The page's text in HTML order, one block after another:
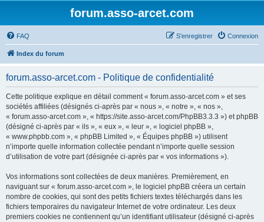
forum.asso-arcet.com
FAQ Connexion
S’enregistrer
Index du forum
forum.asso-arcet.com - Politique de confidentialité
Cette politique explique en détail comment « forum.asso-arcet.com » et ses
sociétés affiliées (désignés ci-après par « nous », « notre », « nos »,
« forum.asso-arcet.com », « https://site.asso-arcet.com/PhpBB3.3.3 ») et phpBB
(désigné ci-après par « ils », « eux », « leur », « logiciel phpBB »,
« www.phpbb.com », « phpBB Limited », « Équipes phpBB ») utilisent
n’importe quelle information collectée pendant n’importe quelle session
d’utilisation de votre part (désignée ci-après par « vos informations »).
Vos informations sont collectées de deux manières. Premièrement, en
naviguant sur « forum.asso-arcet.com », le logiciel phpBB créera un certain
nombre de cookies, qui sont des petits fichiers textes téléchargés dans les
fichiers temporaires du navigateur Internet de votre ordinateur. Les deux
premiers cookies ne contiennent qu’un identifiant utilisateur (désigné ci-après